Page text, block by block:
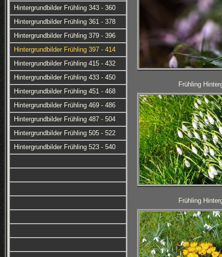
Hintergrundbilder Frühling 343 - 360
Hintergrundbilder Frühling 361 - 378
Hintergrundbilder Frühling 379 - 396
Hintergrundbilder Frühling 397 - 414
Hintergrundbilder Frühling 415 - 432
Hintergrundbilder Frühling 433 - 450
Hintergrundbilder Frühling 451 - 468
Hintergrundbilder Frühling 469 - 486
Hintergrundbilder Frühling 487 - 504
Hintergrundbilder Frühling 505 - 522
Hintergrundbilder Frühling 523 - 540
Frühling
Frühling